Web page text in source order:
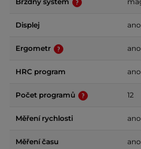
Displej ano
Ergometr ano
HRC program ano
Počet programů 12
Měření rychlosti ano
Měření času ano